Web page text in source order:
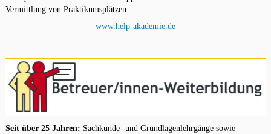
Vermittlung von Praktikumsplätzen.
www.help-akademie.de
Seit über 25 Jahren: Sachkunde- und Grundlagenlehrgänge sowie